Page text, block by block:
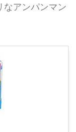
なアンパンマン